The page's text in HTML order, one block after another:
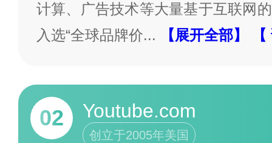
计算、广告技术等大量基于互联网
入选“全球品牌价... 【展开全部】
02 Youtube.com
创立于2005年美国